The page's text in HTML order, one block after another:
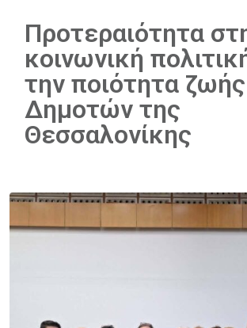
Προτεραιότητα
κοινωνική
την ποιότητα
Δημοτών της
Θεσσαλονίκης